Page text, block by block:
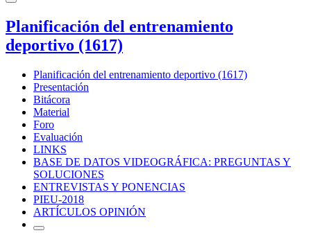
Planificación del entrenamiento
deportivo (1617)
Planificación del entrenamiento deportivo (1617)
Presentación
Bitácora
Material
Foro
Evaluación
LINKS
BASE DE DATOS VIDEOGRÁFICA: PREGUNTAS Y
SOLUCIONES
ENTREVISTAS Y PONENCIAS
PIEU-2018
ARTÍCULOS OPINIÓN